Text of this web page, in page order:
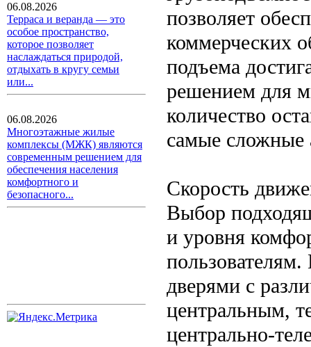
06.08.2026
Терраса и веранда — это
особое пространство,
которое позволяет
наслаждаться природой,
отдыхать в кругу семьи
или...
06.08.2026
Многоэтажные жилые
комплексы (МЖК) являются
современным решением для
обеспечения населения
комфортного и
безопасного...
позволяет
коммерческих
подъема
решением для
количество
самые сложные
Скорость
Выбор
и уровня
дверями с
центральным,
центрально-